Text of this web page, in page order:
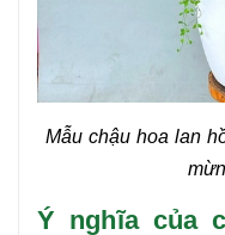
Mẫu chậu hoa lan
Ý nghĩa của